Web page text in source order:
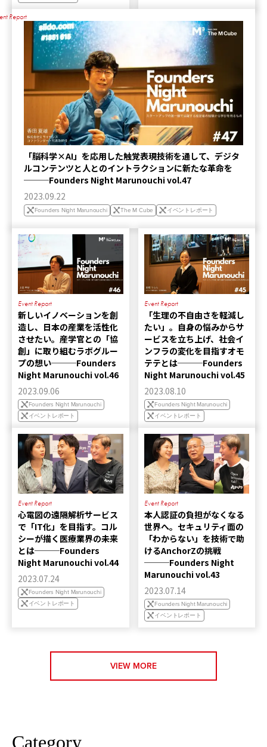
Report
「脳科学×AI」を応用した触覚表現技術を通して、デジタ
ルコンテンツと人とのイントラクションに新たな革命を
───Founders Night Marunouchi vol.47
2023.09.22
Founders Night Marunouchi The M Cube イベントレポート
Event Report
新しいイノベーションを創
造し、日本の産業を活性化
させたい。産学官との「協
創」に取り組むラボグルー
プの想い───Founders
Night Marunouchi vol.46
2023.09.06
Founders Night Marunouchi
イベントレポート
Event Report
「生理の不自由さを軽減し
たい」。自身の悩みからサ
ービスを立ち上げ、社会イ
ンフラの変化を目指すオモ
テテとは───Founders
Night Marunouchi vol.45
2023.08.10
Founders Night Marunouchi
イベントレポート
Event Report
心電図の遠隔解析サービス
で「IT化」を目指す。コル
シーが描く医療業界の未来
とは───Founders
Night Marunouchi vol.44
2023.07.24
Founders Night Marunouchi
イベントレポート
Event Report
本人認証の負担がなくなる
世界へ。セキュリティ面の
「わからない」を技術で助
けるAnchorZの挑戦
───Founders Night
Marunouchi vol.43
2023.07.14
Founders Night Marunouchi
イベントレポート
VIEW MORE
Category